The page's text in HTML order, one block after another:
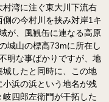
湾に注ぐ東大川下流右
の今村川を挟み対岸1キ
が、風観缶に連なる高原
城山の標高73mに所在し
明な事ばかりですが、地
したと同時に、この地
浜の浜という地名が残
四郎左衛門が干拓した